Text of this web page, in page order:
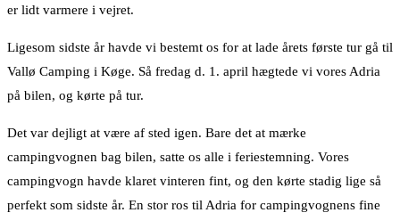
er lidt varmere i vejret.
Ligesom sidste år havde vi bestemt os for at lade årets første tur gå til
Vallø Camping i Køge. Så fredag d. 1. april hægtede vi vores Adria
på bilen, og kørte på tur.
Det var dejligt at være af sted igen. Bare det at mærke
campingvognen bag bilen, satte os alle i feriestemning. Vores
campingvogn havde klaret vinteren fint, og den kørte stadig lige så
perfekt som sidste år. En stor ros til Adria for campingvognens fine